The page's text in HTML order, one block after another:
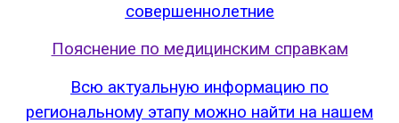
совершеннолетние
Пояснение по медицинским справкам
Всю актуальную информацию по
региональному этапу можно найти на нашем